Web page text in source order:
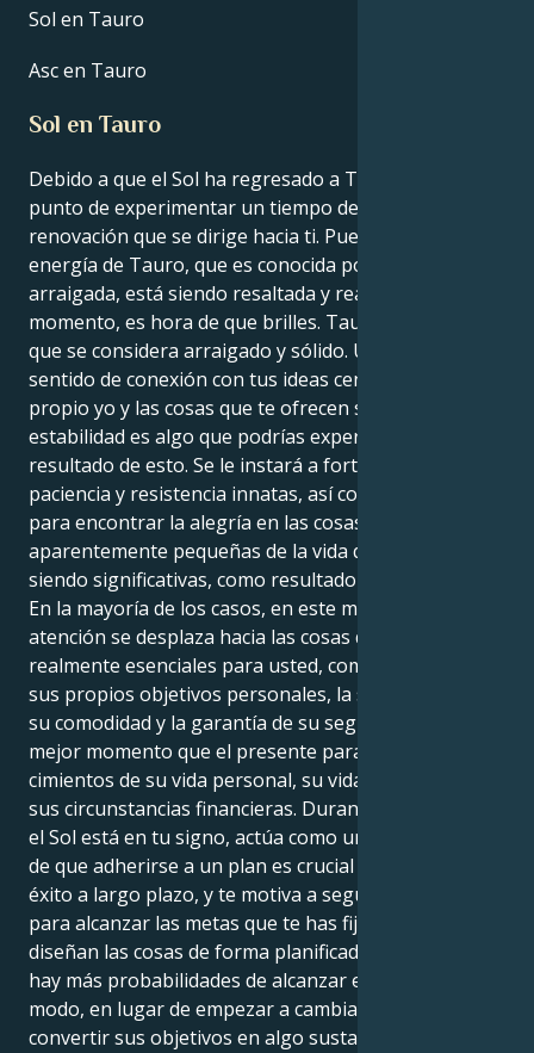
Sol en Tauro
Asc en Tauro
Sol en Tauro
Debido a que el Sol ha regresado a Tauro, estás a
punto de experimentar un tiempo de poder y
renovación que se dirige hacia ti. Puesto que la
energía de Tauro, que es conocida por ser estable y
arraigada, está siendo resaltada y realzada en este
momento, es hora de que brilles. Tauro es un signo
que se considera arraigado y sólido. Un mejor
sentido de conexión con tus ideas centrales, tu
propio yo y las cosas que te ofrecen serenidad y
estabilidad es algo que podrías experimentar como
resultado de esto. Se le instará a fortalecer su
paciencia y resistencia innatas, así como su capacidad
para encontrar la alegría en las cosas
aparentemente pequeñas de la vida que siguen
siendo significativas, como resultado de este tránsito.
En la mayoría de los casos, en este momento, su
atención se desplaza hacia las cosas que son
realmente esenciales para usted, como el logro de
sus propios objetivos personales, la satisfacción de
su comodidad y la garantía de su seguridad. No hay
mejor momento que el presente para fortalecer los
cimientos de su vida personal, su vida profesional o
sus circunstancias financieras. Durante el tiempo que
el Sol está en tu signo, actúa como un recordatorio
de que adherirse a un plan es crucial para alcanzar el
éxito a largo plazo, y te motiva a seguir trabajando
para alcanzar las metas que te has fijado. Si se
diseñan las cosas de forma planificada y cautelosa,
hay más probabilidades de alcanzar el éxito. De este
modo, en lugar de empezar a cambiar, podrá
convertir sus objetivos en algo sustancial y duradero.